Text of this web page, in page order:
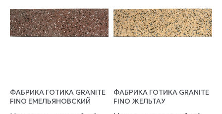
ФАБРИКА ГОТИКА GRANITE
FINO ЕМЕЛЬЯНОВСКИЙ
ФАБРИКА ГОТИКА GRANITE
FINO ЖЕЛЬТАУ